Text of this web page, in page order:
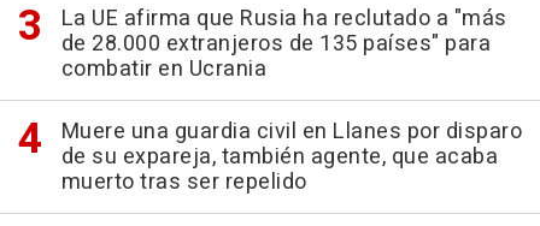
La UE afirma que Rusia ha reclutado a "más
de 28.000 extranjeros de 135 países" para
combatir en Ucrania
Muere una guardia civil en Llanes por disparo
de su expareja, también agente, que acaba
muerto tras ser repelido